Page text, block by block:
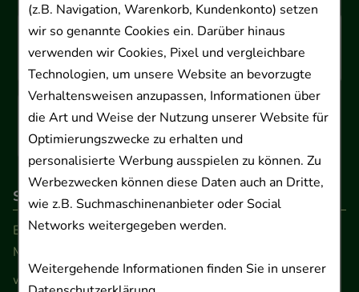
(z.B. Navigation, Warenkorb, Kundenkonto) setzen
wir so genannte Cookies ein. Darüber hinaus
verwenden wir Cookies, Pixel und vergleichbare
Technologien, um unsere Website an bevorzugte
Verhaltensweisen anzupassen, Informationen über
die Art und Weise der Nutzung unserer Website für
Optimierungszwecke zu erhalten und
personalisierte Werbung ausspielen zu können. Zu
Werbezwecken können diese Daten auch an Dritte,
wie z.B. Suchmaschinenanbieter oder Social
Networks weitergegeben werden.
Weitergehende Informationen finden Sie in unserer
So erreichen Sie uns
Beratung und Kundenservice:
Montag - Freitag von 9.00 bis 17.00 Uhr
www.ApoSalis.de